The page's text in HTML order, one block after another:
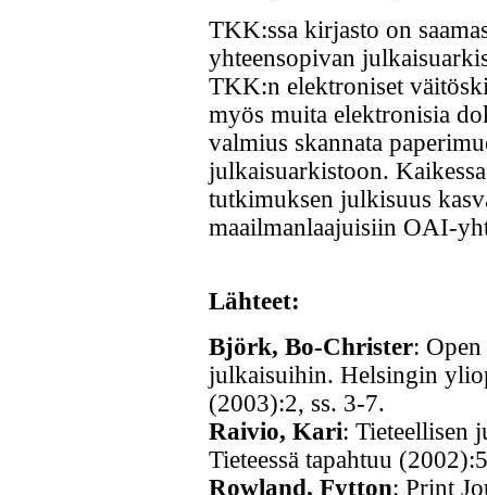
TKK:ssa kirjasto on
yhteensopivan
TKK:n elektroniset
myös muita elektronisia
valmius skannata
julkaisuarkistoon.
tutkimuksen julkisuus
maailmanlaajuisiin OAI-
Lähteet:
Björk, Bo-Christer: Open
julkaisuihin. Helsingin
(2003):2, ss. 3-7.
Raivio, Kari: Tieteellisen
Tieteessä tapahtuu
Rowland, Fytton: Print